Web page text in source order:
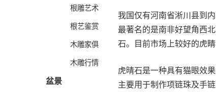
根雕艺术
根艺鉴赏
木雕家俱
木雕行情
盆景
我国仅有河南省淅川县到
最著名的是南非好望角西
石。目前市场上较好的虎
虎晴石是一种具有猫眼效
主要用于制作项链珠及手